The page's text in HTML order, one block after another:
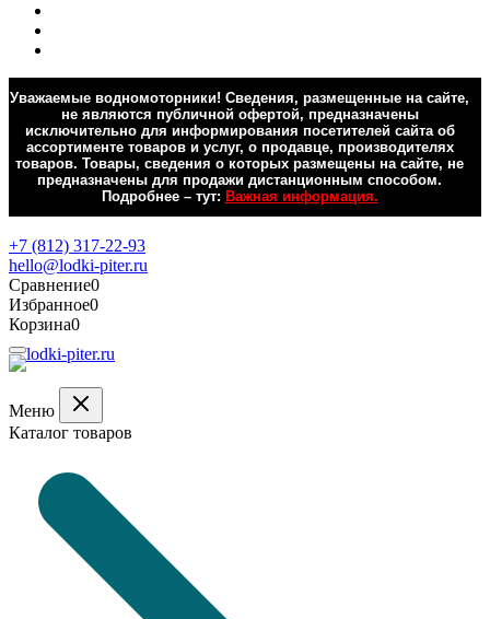
Уважаемые водномоторники! Сведения, размещенные на сайте,
не являются публичной офертой, предназначены
исключительно для информирования посетителей сайта об
ассортименте товаров и услуг, о продавце, производителях
товаров. Товары, сведения о которых размещены на сайте, не
предназначены для продажи дистанционным способом.
Подробнее – тут: Важная информация.
+7 (812) 317-22-93
hello@lodki-piter.ru
Сравнение0
Избранное0
Корзина0
Меню
Каталог товаров